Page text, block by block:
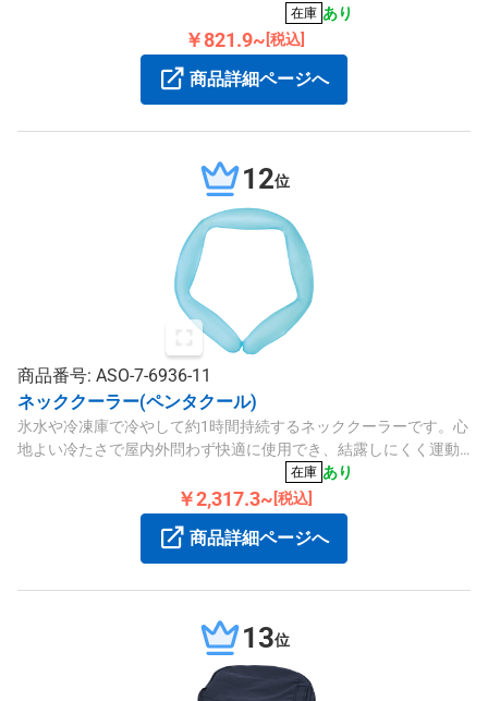
ズで子供から大人まで対応し、洗えるカバー付きです。
在庫 あり
￥821.9~ [税込]
商品詳細ページへ
12位
商品番号: ASO-7-6936-11
ネッククーラー(ペンタクール)
氷水や冷凍庫で冷やして約1時間持続するネッククーラーです。心
地よい冷たさで屋内外問わず快適に使用でき、結露しにくく運動
在庫 あり
￥2,317.3~ [税込]
商品詳細ページへ
13位